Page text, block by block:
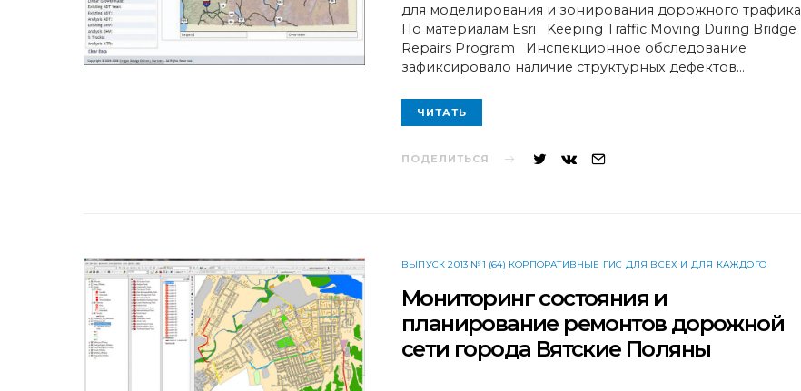
для моделирования и зонирования дорожного трафика
По материалам Esri Keeping Traffic Moving During Bridge
Repairs Program Инспекционное обследование
зафиксировало наличие структурных дефектов…
ЧИТАТЬ
ПОДЕЛИТЬСЯ
ВЫПУСК 2013 №1 (64) КОРПОРАТИВНЫЕ ГИС ДЛЯ ВСЕХ И ДЛЯ КАЖДОГО
Мониторинг состояния и
планирование ремонтов дорожной
сети города Вятские Поляны